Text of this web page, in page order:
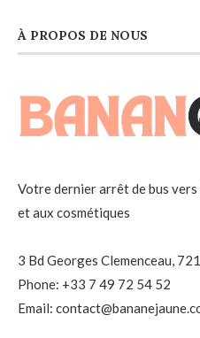
À PROPOS DE NOUS
Votre dernier arrêt de bus
et aux cosmétiques
3 Bd Georges Clemenceau,
Phone: +33 7 49 72 54 52
Email: